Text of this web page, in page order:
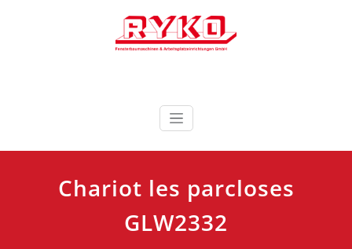
RYKO France RYKO
Deutschland
GmbH
Chariot les parcloses
GLW2332